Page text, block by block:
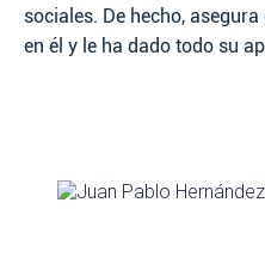
sociales. De hecho,
en él y le ha dado todo su